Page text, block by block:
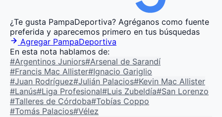
¿Te gusta PampaDeportiva? Agréganos como fuente
preferida y aparecemos primero en tus búsquedas
Agregar PampaDeportiva
En esta nota hablamos de:
#Argentinos Juniors#Arsenal de Sarandí
#Francis Mac Allister#Ignacio Gariglio
#Juan Rodríguez#Julián Palacios#Kevin Mac Allister
#Lanús#Liga Profesional#Luis Zubeldía#San Lorenzo
#Talleres de Córdoba#Tobías Coppo
#Tomás Palacios#Vélez